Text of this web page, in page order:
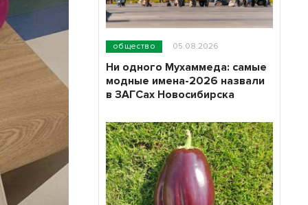
общество 05.08.2026
Ни одного Мухаммеда: самые
модные имена-2026 назвали
в ЗАГСах Новосибирска